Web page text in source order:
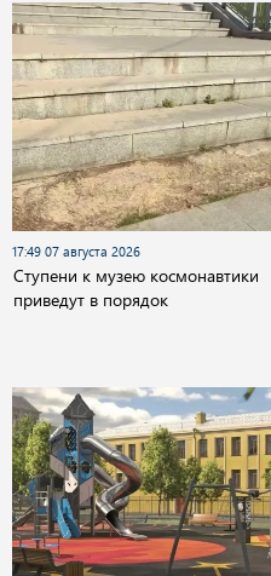
17:49 07 августа 2026
Cтупени к музею космонавтики
приведут в порядок